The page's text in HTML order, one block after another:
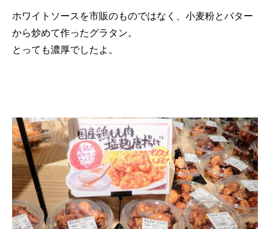
ホワイトソースを市販のものではなく、小麦粉とバター
から炒めて作ったグラタン。
とっても濃厚でしたよ。